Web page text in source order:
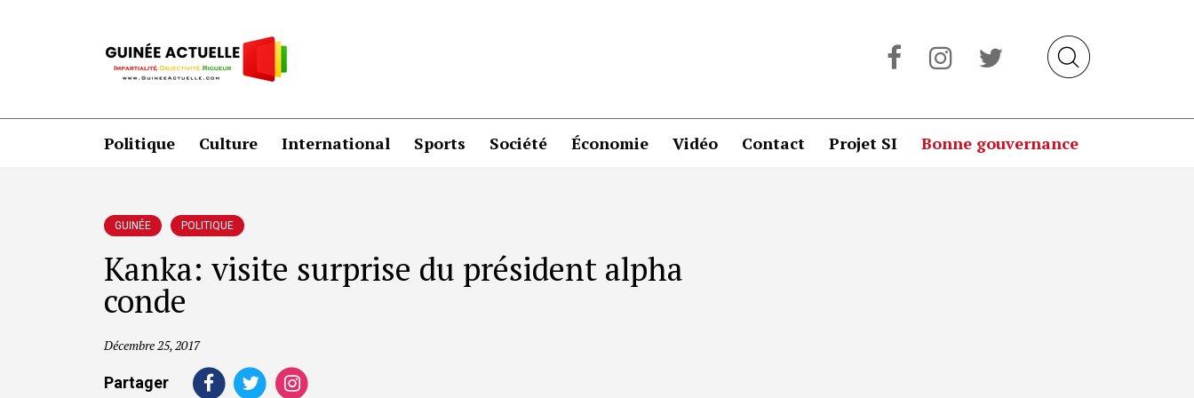
Politique Culture International Sports Société Économie Vidéo Contact Projet SI Bonne gouvernance
GUINÉE POLITIQUE
Kanka: visite surprise du président alpha
conde
Décembre 25, 2017
Partager